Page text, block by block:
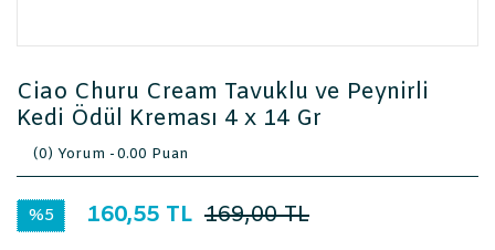
Ciao Churu Cream Tavuklu ve Peynirli
Kedi Ödül Kreması 4 x 14 Gr
(0) Yorum -0.00 Puan
%5 160,55 TL 169,00 TL